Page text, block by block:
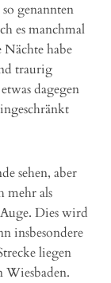
genannten
es manchmal
habe
traurig
dagegen
sehen, aber
mehr als
Dies wird
insbesondere
liegen
Wiesbaden.